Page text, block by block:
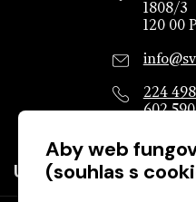
1808/3
120 00
224
602
Užitečné
Aby web
(souhlas s